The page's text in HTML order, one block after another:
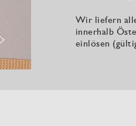
Wir liefern
innerhalb
einlösen